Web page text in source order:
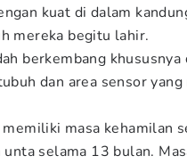
kuat di dalam
mereka begitu lahir.
berkembang
dan area sensor
masa kehamilan
selama 13 bulan.